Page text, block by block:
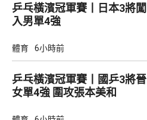
乒乓橫濱冠軍賽丨日本3將闖
入男單4強
體育 6小時前
乒乓橫濱冠軍賽丨國乒3將晉
女單4強 圍攻張本美和